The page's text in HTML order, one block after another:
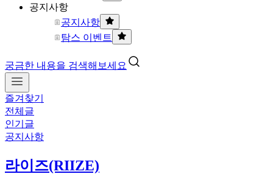
공지사항
공지사항
탐스 이벤트
궁금한 내용을 검색해보세요
즐겨찾기
전체글
인기글
공지사항
라이즈(RIIZE)